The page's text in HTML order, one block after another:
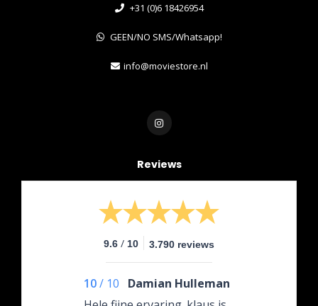
+31 (0)6 18426954
GEEN/NO SMS/Whatsapp!
info@moviestore.nl
Reviews
9.6 / 10 3.790 reviews
10/ 10
Damian Hulleman